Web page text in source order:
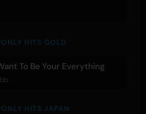
ONLY HITS GOLD
To Be Your Everything
ONLY HITS JAPAN